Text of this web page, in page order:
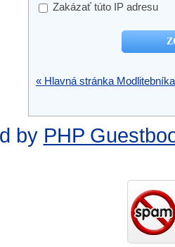
Zakázať túto IP adresu
« Hlavná stránka Modlitebníka
by PHP